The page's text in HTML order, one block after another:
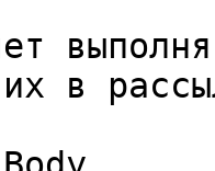
их в